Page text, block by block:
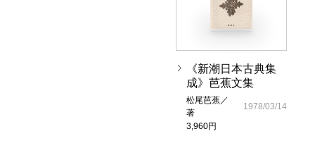
《新潮日本古典集
成》芭蕉文集
松尾芭蕉／
著
3,960円
1978/03/14